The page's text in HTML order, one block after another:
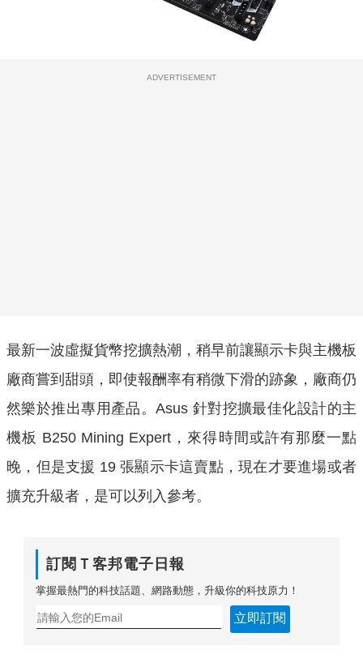
ADVERTISEMENT
最新一波虛擬貨幣挖擴熱潮，稍早前讓顯示卡與主機板
廠商嘗到甜頭，即使報酬率有稍微下滑的跡象，廠商仍
然樂於推出專用產品。Asus 針對挖擴最佳化設計的主
機板 B250 Mining Expert，來得時間或許有那麼一點
晚，但是支援 19 張顯示卡這賣點，現在才要進場或者
擴充升級者，是可以列入參考。
訂閱Ｔ客邦電子日報
掌握最熱門的科技話題、網路動態，升級你的科技原力！
立即訂閱